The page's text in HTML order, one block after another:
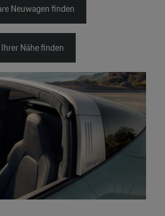
Neuwagen finden
Nähe finden